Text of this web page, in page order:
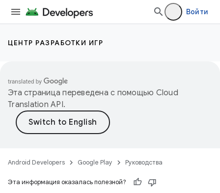
Войти
ЦЕНТР РАЗРАБОТКИ ИГР
Эта страница переведена с помощью Cloud
Translation API.
Android Developers Google Play Руководства
Эта информация оказалась полезной?